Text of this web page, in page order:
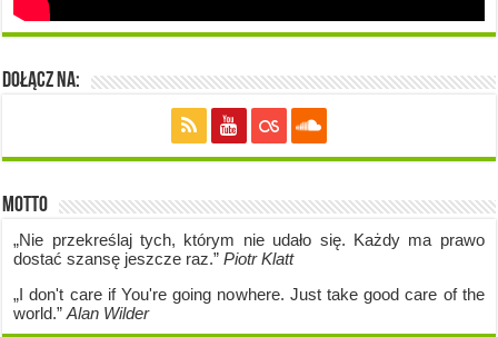
Dołącz na:
Motto
„Nie przekreślaj tych, którym nie udało się. Każdy ma prawo
dostać szansę jeszcze raz.”Piotr Klatt
„I don't care if You're going nowhere. Just take good care of the
world.”Alan Wilder